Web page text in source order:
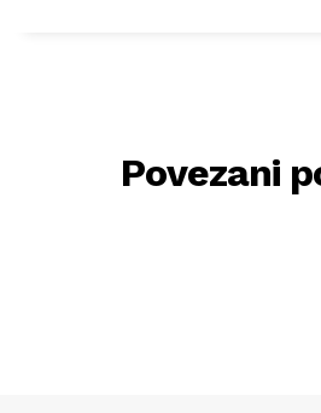
Povezani